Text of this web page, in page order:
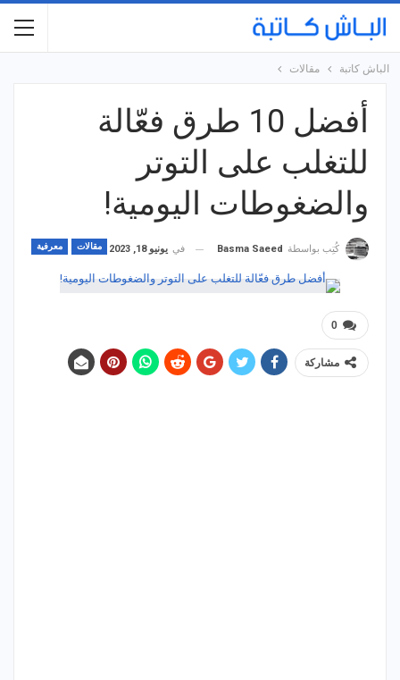
الباش كاتبة مقالات
أفضل 10 طرق فعّالة
للتغلب على التوتر
والضغوطات اليومية!
مقالات معرفية كُتِب بواسطة Basma Saeed في يونيو 18, 2023
0
مشاركة